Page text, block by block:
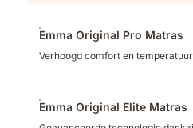
Emma Original Pro Matras
Verhoogd comfort en
Emma Original Elite Matras